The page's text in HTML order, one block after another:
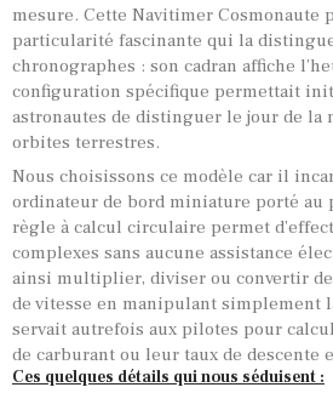
mesure. Cette Navitimer Cosmonaute
particularité fascinante qui la
chronographes : son cadran affiche
configuration spécifique permettait
astronautes de distinguer le jour de la
orbites terrestres.
Nous choisissons ce modèle car il
ordinateur de bord miniature porté au
règle à calcul circulaire permet
complexes sans aucune assistance
ainsi multiplier, diviser ou convertir
de vitesse en manipulant simplement
servait autrefois aux pilotes pour
de carburant ou leur taux de descente
Ces quelques détails qui nous séduisent :